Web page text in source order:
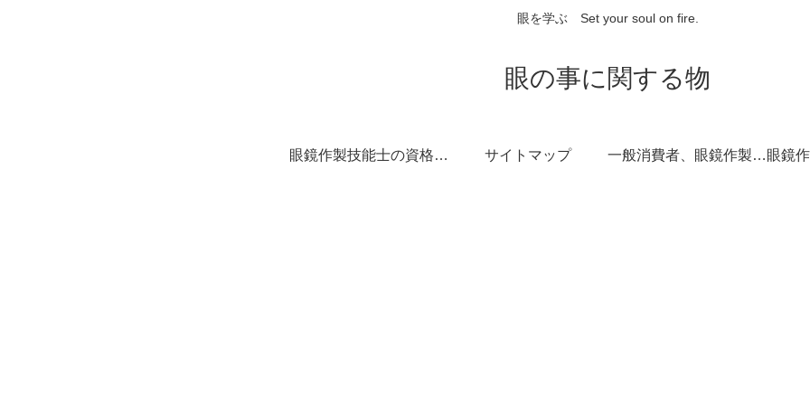
眼を学ぶ Set your soul on fire.
眼の事に関する物
眼鏡作製技能士の資格取得サポート サイトマップ 一般消費者、眼鏡作製技能士を志す方に向けて